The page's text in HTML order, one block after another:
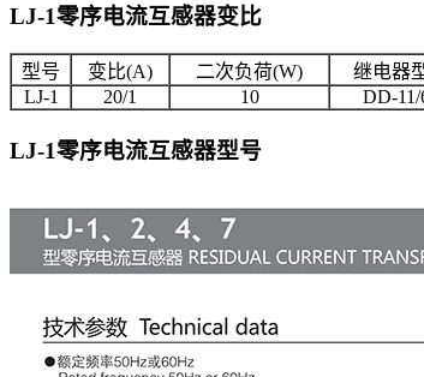
LJ-1零序电流互感器变比
型号 变比(A) 二次负荷(W) 继电器
LJ-1
20/1 10 DD-11/
LJ-1零序电流互感器型号